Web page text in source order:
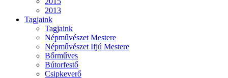
2013
Tagjaink
Tagjaink
Népművészet Mestere
Népművészet Ifjú Mestere
Bőrműves
Bútorfestő
Csipkeverő